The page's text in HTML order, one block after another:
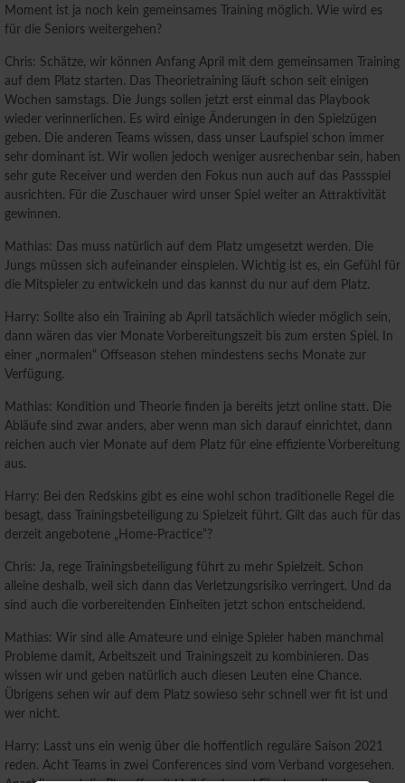
Moment ist ja noch kein gemeinsames Training möglich. Wie wird es
für die Seniors weitergehen?
Chris: Schätze, wir können Anfang April mit dem gemeinsamen Training
auf dem Platz starten. Das Theorietraining läuft schon seit einigen
Wochen samstags. Die Jungs sollen jetzt erst einmal das Playbook
wieder verinnerlichen. Es wird einige Änderungen in den Spielzügen
geben. Die anderen Teams wissen, dass unser Laufspiel schon immer
sehr dominant ist. Wir wollen jedoch weniger ausrechenbar sein, haben
sehr gute Receiver und werden den Fokus nun auch auf das Passspiel
ausrichten. Für die Zuschauer wird unser Spiel weiter an Attraktivität
gewinnen.
Mathias: Das muss natürlich auf dem Platz umgesetzt werden. Die
Jungs müssen sich aufeinander einspielen. Wichtig ist es, ein Gefühl für
die Mitspieler zu entwickeln und das kannst du nur auf dem Platz.
Harry: Sollte also ein Training ab April tatsächlich wieder möglich sein,
dann wären das vier Monate Vorbereitungszeit bis zum ersten Spiel. In
einer „normalen“ Offseason stehen mindestens sechs Monate zur
Verfügung.
Mathias: Kondition und Theorie finden ja bereits jetzt online statt. Die
Abläufe sind zwar anders, aber wenn man sich darauf einrichtet, dann
reichen auch vier Monate auf dem Platz für eine effiziente Vorbereitung
aus.
Harry: Bei den Redskins gibt es eine wohl schon traditionelle Regel die
besagt, dass Trainingsbeteiligung zu Spielzeit führt. Gilt das auch für das
derzeit angebotene „Home-Practice“?
Chris: Ja, rege Trainingsbeteiligung führt zu mehr Spielzeit. Schon
alleine deshalb, weil sich dann das Verletzungsrisiko verringert. Und da
sind auch die vorbereitenden Einheiten jetzt schon entscheidend.
Mathias: Wir sind alle Amateure und einige Spieler haben manchmal
Probleme damit, Arbeitszeit und Trainingszeit zu kombinieren. Das
wissen wir und geben natürlich auch diesen Leuten eine Chance.
Übrigens sehen wir auf dem Platz sowieso sehr schnell wer fit ist und
wer nicht.
Harry: Lasst uns ein wenig über die hoffentlich reguläre Saison 2021
reden. Acht Teams in zwei Conferences sind vom Verband vorgesehen.